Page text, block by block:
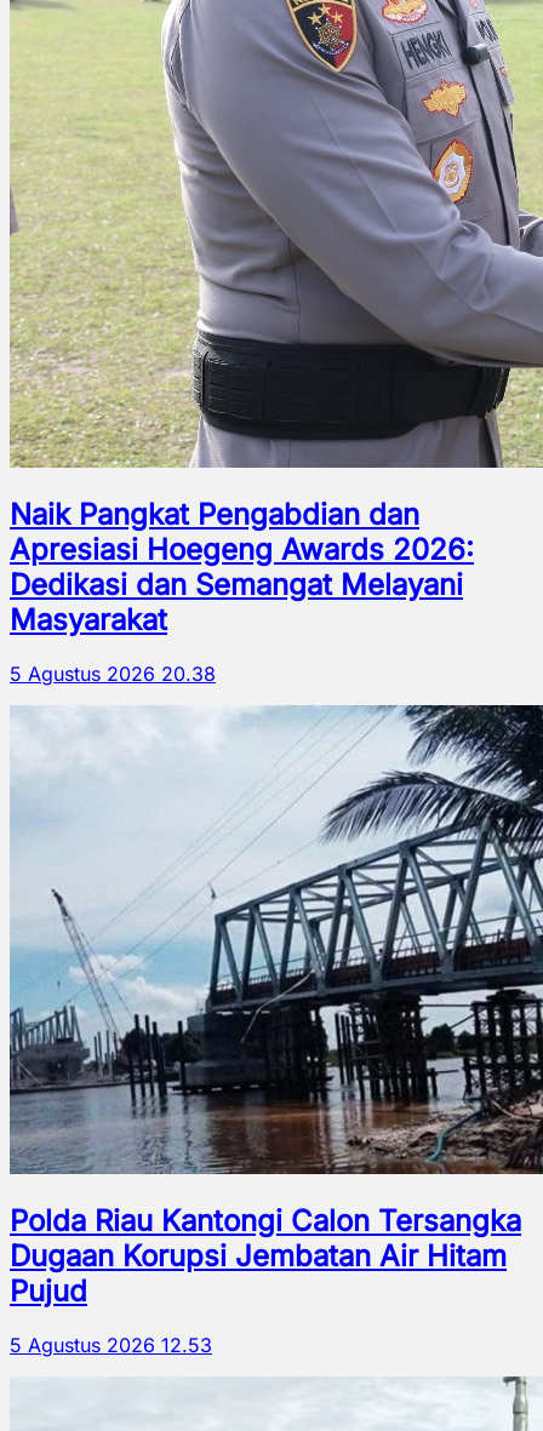
Naik Pangkat Pengabdian dan
Apresiasi Hoegeng Awards 2026:
Dedikasi dan Semangat Melayani
Masyarakat
5 Agustus 2026 20.38
Polda Riau Kantongi Calon Tersangka
Dugaan Korupsi Jembatan Air Hitam
Pujud
5 Agustus 2026 12.53